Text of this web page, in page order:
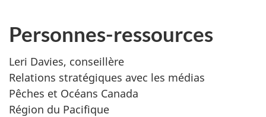
Personnes-ressources
Leri Davies, conseillère
Relations stratégiques avec les médias
Pêches et Océans Canada
Région du Pacifique